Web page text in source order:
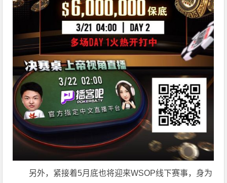
另外，紧接着5月底也将迎来WSOP线下赛事，身为